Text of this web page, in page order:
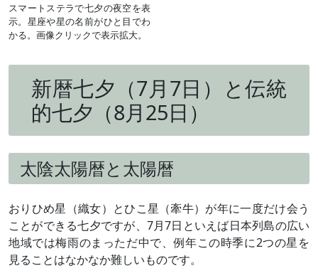
スマートステラで七夕の夜空を表
示。星座や星の名前がひと目でわ
かる。画像クリックで表示拡大。
新暦七夕（7月7日）と伝統
的七夕（8月25日）
太陰太陽暦と太陽暦
おりひめ星（織女）とひこ星（牽牛）が年に一度だけ会う
ことができる七夕ですが、7月7日といえば日本列島の広い
地域では梅雨のまっただ中で、例年この時季に2つの星を
見ることはなかなか難しいものです。